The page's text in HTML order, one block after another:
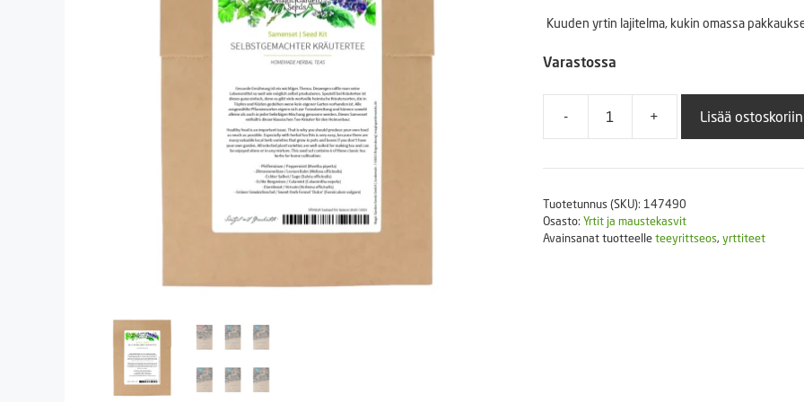
Askartelutarvikkeet
Kuuden yrtin lajitelma, kukin omassa
Varastossa
-
lajitelma
+ Lisää ostoskoriin
Tuotetunnus (SKU): 147490
Osasto: Yrtit ja maustekasvit
Avainsanat tuotteelleteeyrittseos, yrttiteet